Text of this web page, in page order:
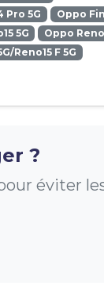
Pro 5G
Oppo
5G
Oppo
Reno15 F 5G
?
éviter